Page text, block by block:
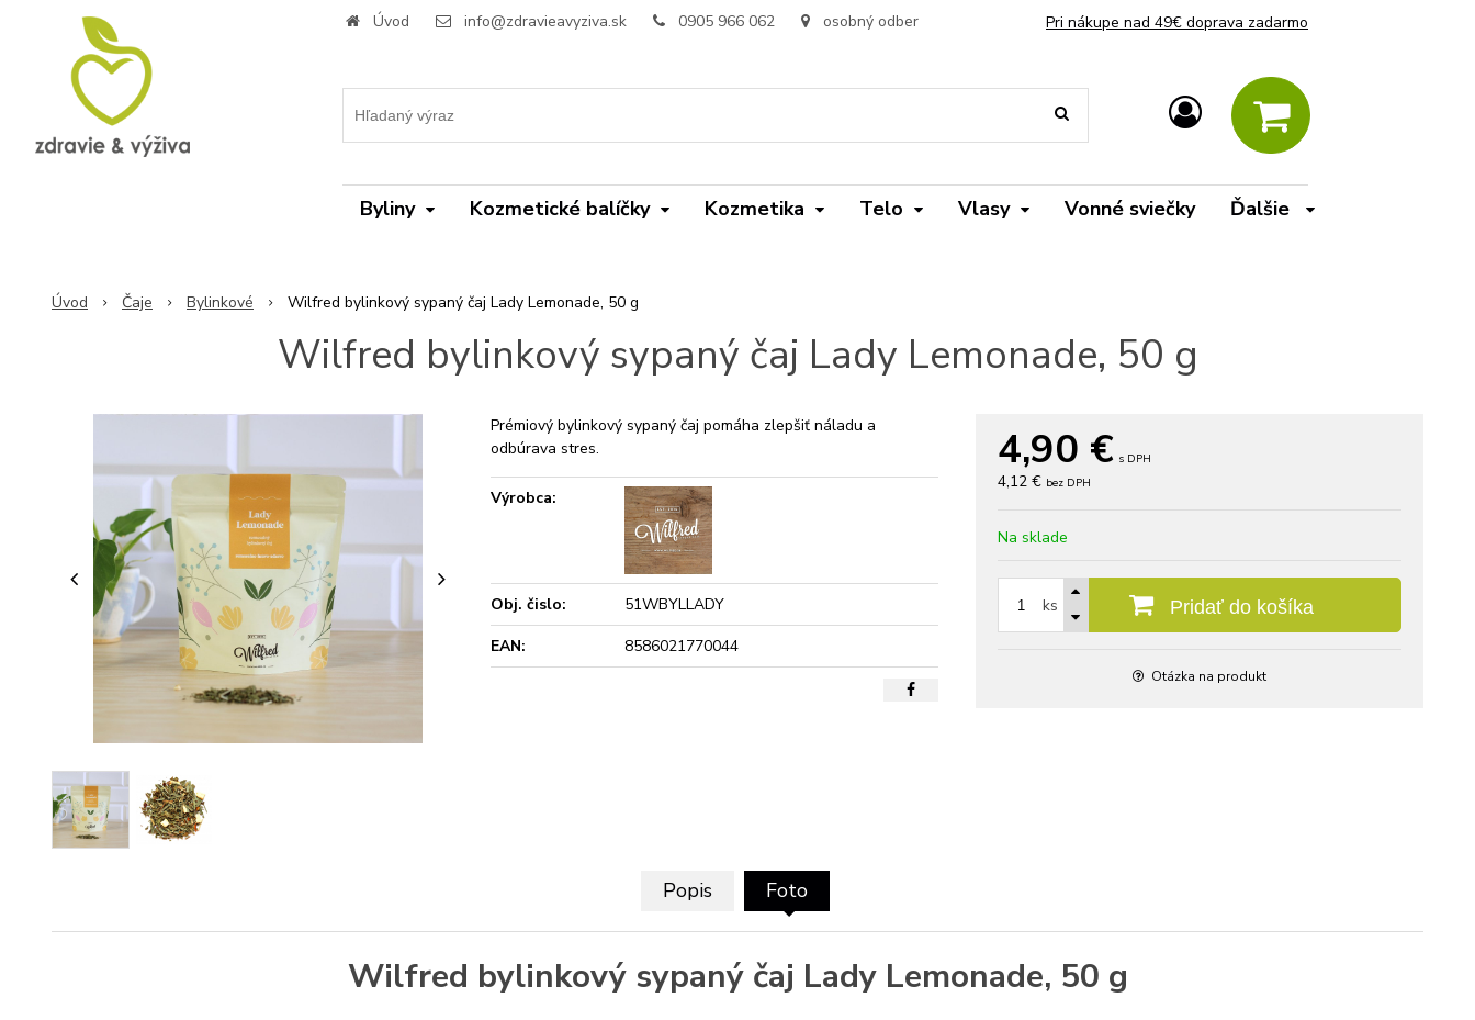
Úvod info@zdravieavyziva.sk 0905 966 062 osobný odber Pri nákupe nad 49€ doprava zadarmo
Byliny Kozmetické balíčky Kozmetika Telo Vlasy Vonné sviečky Ďalšie
Úvod Čaje Bylinkové Wilfred bylinkový sypaný čaj Lady Lemonade, 50 g
Wilfred bylinkový sypaný čaj Lady Lemonade, 50 g
4,90 € s DPH
4,12 € bez DPH
Na sklade
ks Pridať do košíka
Otázka na produkt
Prémiový bylinkový sypaný čaj pomáha zlepšiť náladu a
odbúrava stres.
Výrobca:
Obj. čislo:
51WBYLLADY
EAN:
8586021770044
Popis Foto
Wilfred bylinkový sypaný čaj Lady Lemonade, 50 g